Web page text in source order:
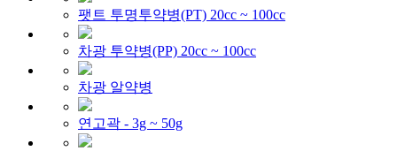
팻트 투명투약병(PT) 20cc ~ 100cc
차광 투약병(PP) 20cc ~ 100cc
차광 알약병
연고곽 - 3g ~ 50g